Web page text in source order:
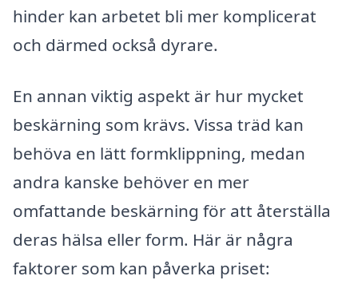
hinder kan arbetet bli mer komplicerat
och därmed också dyrare.
En annan viktig aspekt är hur mycket
beskärning som krävs. Vissa träd kan
behöva en lätt formklippning, medan
andra kanske behöver en mer
omfattande beskärning för att återställa
deras hälsa eller form. Här är några
faktorer som kan påverka priset: